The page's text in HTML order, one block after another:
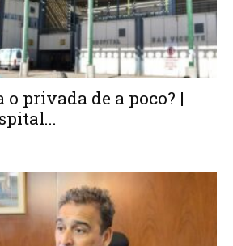
o privada de a poco? |